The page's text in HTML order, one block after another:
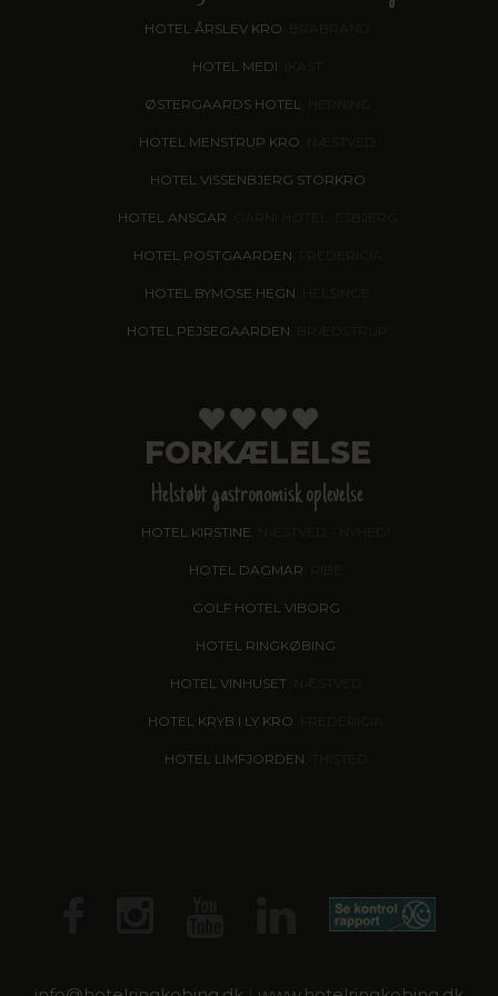
HOTEL ÅRSLEV KRO
HOTEL MEDI
ØSTERGAARDS HOTEL, HERNING
HOTEL MENSTRUP KRO
HOTEL VISSENBJERG STORKRO
HOTEL ANSGAR
HOTEL POSTGAARDEN
HOTEL BYMOSE HEGN
HOTEL PEJSEGAARDEN
FORKÆLELSE
Helstøbt gastronomisk oplevelse
HOTEL KIRSTINE
HOTEL DAGMAR
GOLF HOTEL VIBORG
HOTEL RINGKØBING
HOTEL VINHUSET, NÆSTVED
HOTEL KRYB I LY KRO
HOTEL LIMFJORDEN